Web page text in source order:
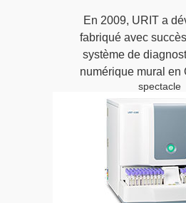
En 2009, URIT a
fabriqué avec
système de
numérique mural en
de droits de
intellectuelle
spectacle